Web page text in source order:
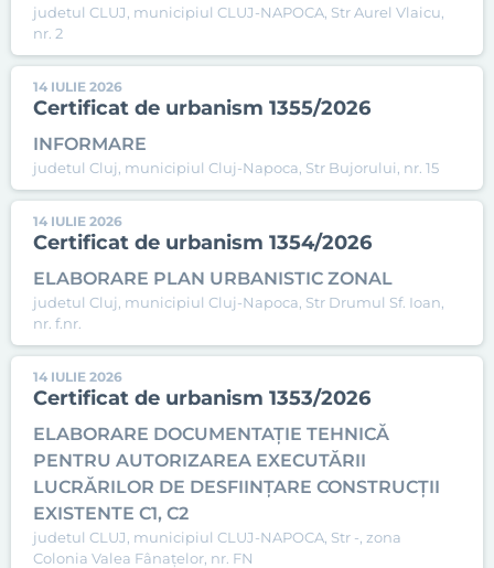
judetul CLUJ, municipiul CLUJ-NAPOCA, Str Aurel Vlaicu,
nr. 2
14 IULIE 2026
Certificat de urbanism 1355/2026
INFORMARE
judetul Cluj, municipiul Cluj-Napoca, Str Bujorului, nr. 15
14 IULIE 2026
Certificat de urbanism 1354/2026
ELABORARE PLAN URBANISTIC ZONAL
judetul Cluj, municipiul Cluj-Napoca, Str Drumul Sf. Ioan,
nr. f.nr.
14 IULIE 2026
Certificat de urbanism 1353/2026
ELABORARE DOCUMENTAȚIE TEHNICĂ
PENTRU AUTORIZAREA EXECUTĂRII
LUCRĂRILOR DE DESFIINȚARE CONSTRUCȚII
EXISTENTE C1, C2
judetul CLUJ, municipiul CLUJ-NAPOCA, Str -, zona
Colonia Valea Fânațelor, nr. FN